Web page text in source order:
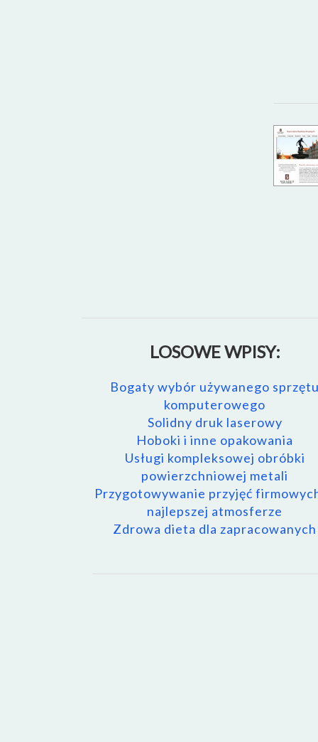
LOSOWE WPISY:
Bogaty wybór używanego
komputerowego
Solidny druk laserowy
Hoboki i inne opakowania
Usługi kompleksowej obróbki
powierzchniowej metali
Przygotowywanie przyjęć
najlepszej atmosferze
Zdrowa dieta dla zapracowanych